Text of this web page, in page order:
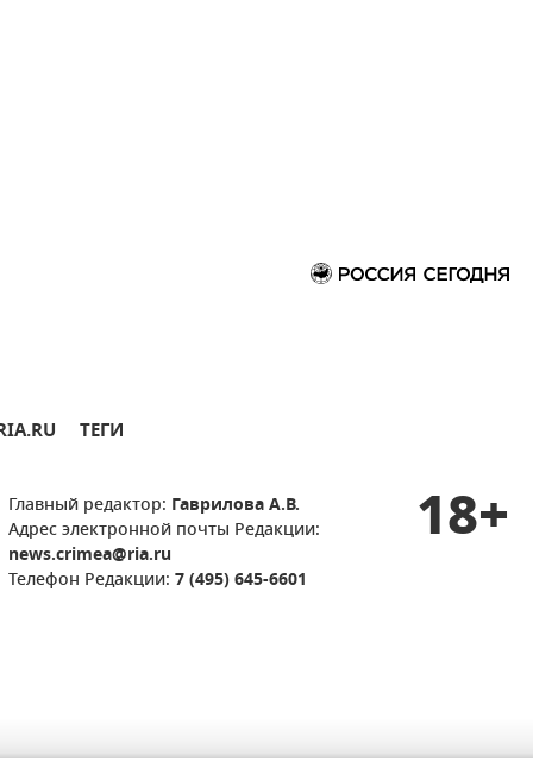
ТЕГИ
Главный редактор: Гаврилова А.В.
Адрес электронной почты Редакции:
news.crimea@ria.ru
Телефон Редакции: 7 (495) 645-6601
18+